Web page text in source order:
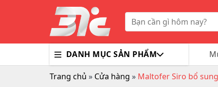
Tìm
kiếm:
DANH MỤC SẢN PHẨM
Bổ
Trà
Trang chủ » Cửa hàng » Maltofer Siro bổ